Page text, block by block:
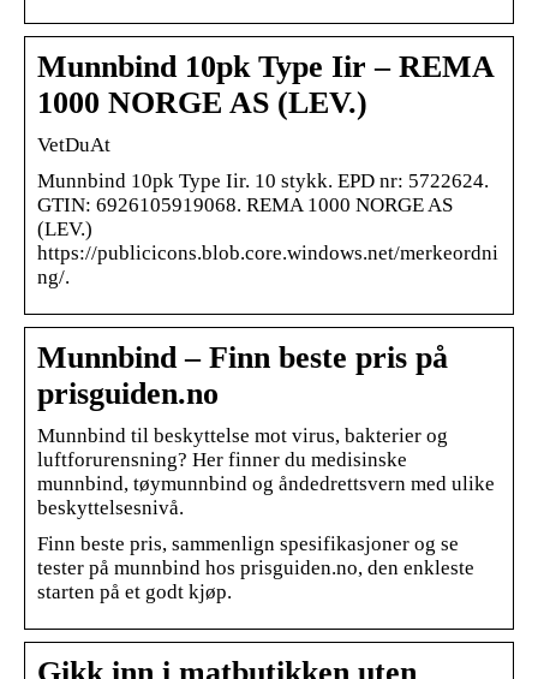
Munnbind 10pk Type Iir – REMA
1000 NORGE AS (LEV.)
VetDuAt
Munnbind 10pk Type Iir. 10 stykk. EPD nr: 5722624.
GTIN: 6926105919068. REMA 1000 NORGE AS
(LEV.)
https://publicicons.blob.core.windows.net/merkeordni
ng/.
Munnbind – Finn beste pris på
prisguiden.no
Munnbind til beskyttelse mot virus, bakterier og
luftforurensning? Her finner du medisinske
munnbind, tøymunnbind og åndedrettsvern med ulike
beskyttelsesnivå.
Finn beste pris, sammenlign spesifikasjoner og se
tester på munnbind hos prisguiden.no, den enkleste
starten på et godt kjøp.